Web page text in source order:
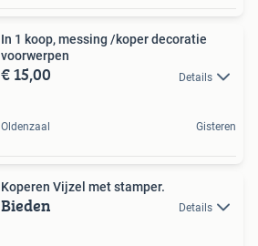
In 1 koop, messing /koper decoratie
voorwerpen
€ 15,00 Details
Oldenzaal Gisteren
Koperen Vijzel met stamper.
Bieden Details